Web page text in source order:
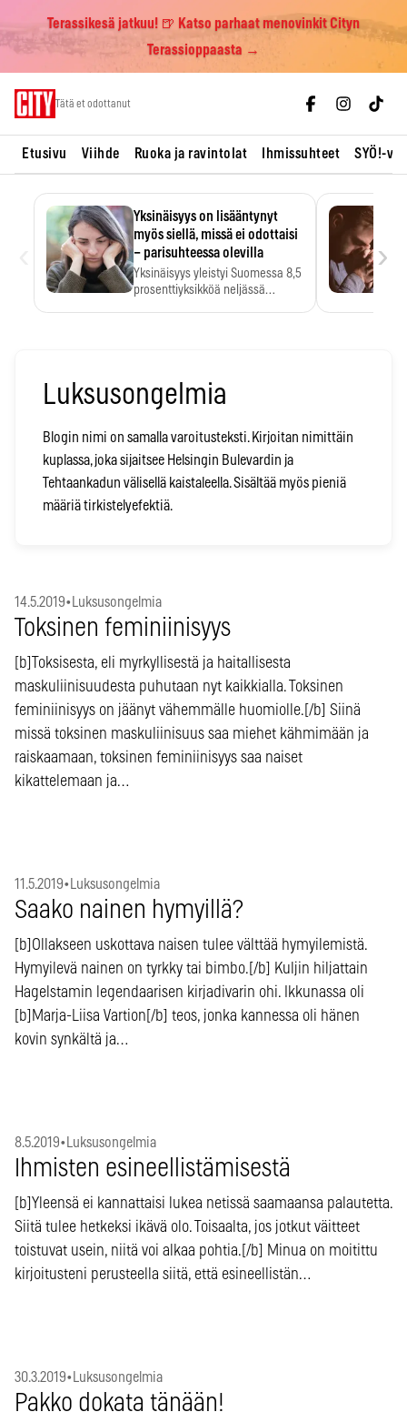
Terassikesä jatkuu! 🍺 Katso parhaat menovinkit Cityn
Terassioppaasta →
Tätä et odottanut
Etusivu Viihde Ruoka ja ravintolat Ihmissuhteet SYÖ!-
Yksinäisyys on lisääntynyt
myös siellä, missä ei odottaisi
– parisuhteessa olevilla
Yksinäisyys yleistyi Suomessa 8,5
prosenttiyksikköä neljässä
›
Luksusongelmia
Blogin nimi on samalla varoitusteksti. Kirjoitan nimittäin
kuplassa, joka sijaitsee Helsingin Bulevardin ja
Tehtaankadun välisellä kaistaleella. Sisältää myös pieniä
määriä tirkistelyefektiä.
14.5.2019• Luksusongelmia
Toksinen feminiinisyys
[b]Toksisesta, eli myrkyllisestä ja haitallisesta
maskuliinisuudesta puhutaan nyt kaikkialla. Toksinen
feminiinisyys on jäänyt vähemmälle huomiolle.[/b] Siinä
missä toksinen maskuliinisuus saa miehet kähmimään ja
raiskaamaan, toksinen feminiinisyys saa naiset
kikattelemaan ja…
11.5.2019• Luksusongelmia
Saako nainen hymyillä?
[b]Ollakseen uskottava naisen tulee välttää hymyilemistä.
Hymyilevä nainen on tyrkky tai bimbo.[/b] Kuljin hiljattain
Hagelstamin legendaarisen kirjadivarin ohi. Ikkunassa oli
[b]Marja-Liisa Vartion[/b] teos, jonka kannessa oli hänen
kovin synkältä ja…
8.5.2019• Luksusongelmia
Ihmisten esineellistämisestä
[b]Yleensä ei kannattaisi lukea netissä saamaansa palautetta.
Siitä tulee hetkeksi ikävä olo. Toisaalta, jos jotkut väitteet
toistuvat usein, niitä voi alkaa pohtia.[/b] Minua on moitittu
kirjoitusteni perusteella siitä, että esineellistän…
30.3.2019• Luksusongelmia
Pakko dokata tänään!